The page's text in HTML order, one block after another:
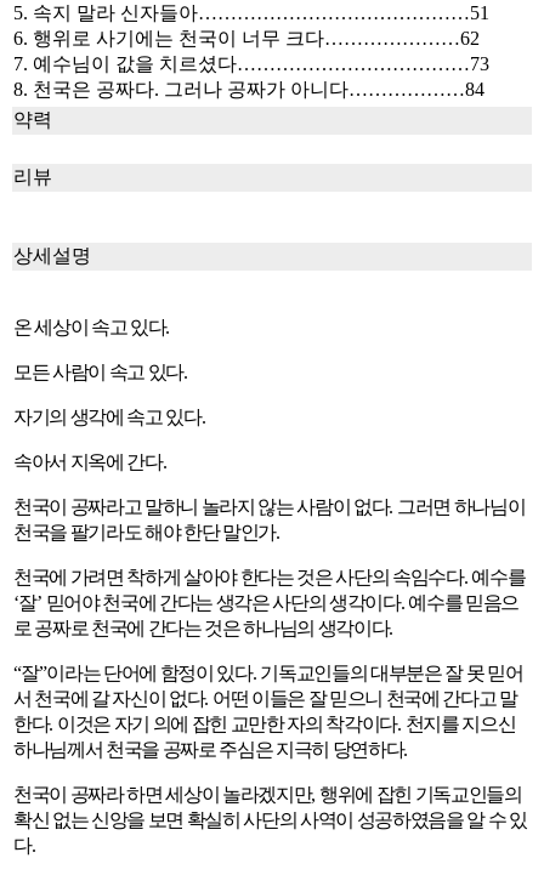
5. 속지 말라 신자들아……………………………………51
6. 행위로 사기에는 천국이 너무 크다…………………62
7. 예수님이 값을 치르셨다………………………………73
8. 천국은 공짜다. 그러나 공짜가 아니다………………84
약력
리뷰
상세설명
온 세상이 속고 있다.
모든 사람이 속고 있다.
자기의 생각에 속고 있다.
속아서 지옥에 간다.
천국이 공짜라고 말하니 놀라지 않는 사람이 없다. 그러면 하나님이
천국을 팔기라도 해야 한단 말인가.
천국에 가려면 착하게 살아야 한다는 것은 사단의 속임수다. 예수를
‘잘’ 믿어야 천국에 간다는 생각은 사단의 생각이다. 예수를 믿음으
로 공짜로 천국에 간다는 것은 하나님의 생각이다.
“잘”이라는 단어에 함정이 있다. 기독교인들의 대부분은 잘 못 믿어
서 천국에 갈 자신이 없다. 어떤 이들은 잘 믿으니 천국에 간다고 말
한다. 이것은 자기 의에 잡힌 교만한 자의 착각이다. 천지를 지으신
하나님께서 천국을 공짜로 주심은 지극히 당연하다.
천국이 공짜라 하면 세상이 놀라겠지만, 행위에 잡힌 기독교인들의
확신 없는 신앙을 보면 확실히 사단의 사역이 성공하였음을 알 수 있
다.